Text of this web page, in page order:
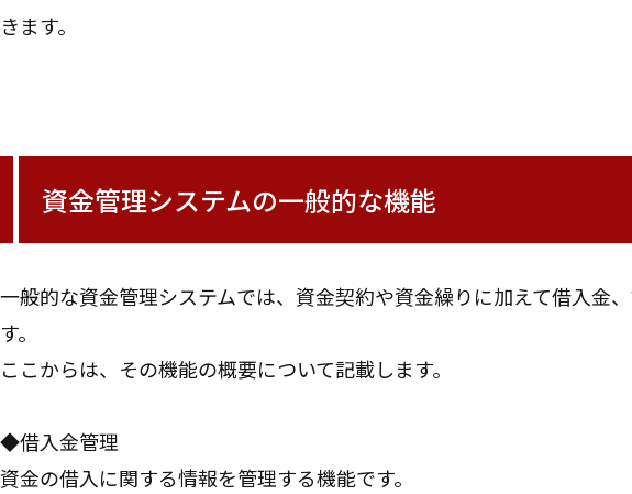
きます。
資金管理システムの一般的な機能
一般的な資金管理システムでは、資金契約や資金繰りに加えて借入金
す。
ここからは、その機能の概要について記載します。
◆借入金管理
資金の借入に関する情報を管理する機能です。